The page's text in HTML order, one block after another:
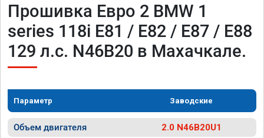
Прошивка Евро 2 BMW 1
series 118i E81 / E82 / E87 / E88
129 л.с. N46B20 в Махачкале.
Параметр Заводские
Объем двигателя 2.0 N46B20U1